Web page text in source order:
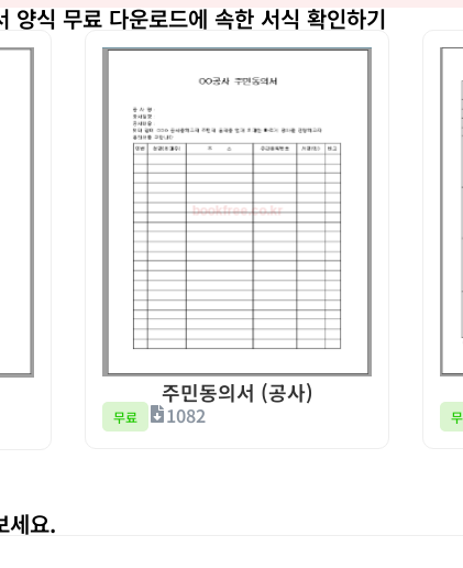
양식 무료 다운로드에 속한 서식 확인하기
주민동의서 (공사)
무료 1082
세요.